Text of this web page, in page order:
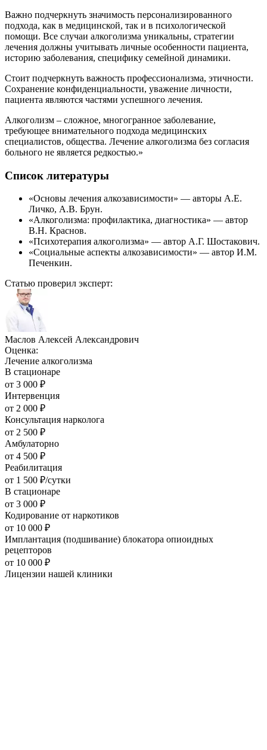
Важно подчеркнуть значимость персонализированного
подхода, как в медицинской, так и в психологической
помощи. Все случаи алкоголизма уникальны, стратегии
лечения должны учитывать личные особенности пациента,
историю заболевания, специфику семейной динамики.
Стоит подчеркнуть важность профессионализма, этичности.
Сохранение конфиденциальности, уважение личности,
пациента являются частями успешного лечения.
Алкоголизм – сложное, многогранное заболевание,
требующее внимательного подхода медицинских
специалистов, общества. Лечение алкоголизма без согласия
больного не является редкостью.»
Список литературы
«Основы лечения алкозависимости» — авторы А.Е.
Личко, А.В. Брун.
«Алкоголизма: профилактика, диагностика» — автор
В.Н. Краснов.
«Психотерапия алкоголизма» — автор А.Г. Шостакович.
«Социальные аспекты алкозависимости» — автор И.М.
Печенкин.
Статью проверил эксперт:
Маслов Алексей Александрович
Оценка:
Лечение алкоголизма
В стационаре
от 3 000 ₽
Интервенция
от 2 000 ₽
Консультация нарколога
от 2 500 ₽
Амбулаторно
от 4 500 ₽
Реабилитация
от 1 500 ₽/сутки
В стационаре
от 3 000 ₽
Кодирование от наркотиков
от 10 000 ₽
Имплантация (подшивание) блокатора опиоидных
рецепторов
от 10 000 ₽
Лицензии нашей клиники